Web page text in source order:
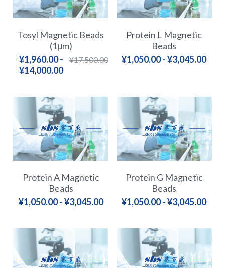
RNA Depletion Panel (Liver)
RNA Depletion Panel (Globin)
RNA Depletion Panel (Insulin)
Tosyl Magnetic Beads
(1μm)
¥1,960.00 -
¥14,000.00
¥17,500.00
Protein L Magnetic
Beads
¥1,050.00 - ¥3,045.00
Protein A Magnetic
Beads
¥1,050.00 - ¥3,045.00
Protein G Magnetic
Beads
¥1,050.00 - ¥3,045.00
DNA分子量标准
生化试剂
核酸纯化
RNA相关